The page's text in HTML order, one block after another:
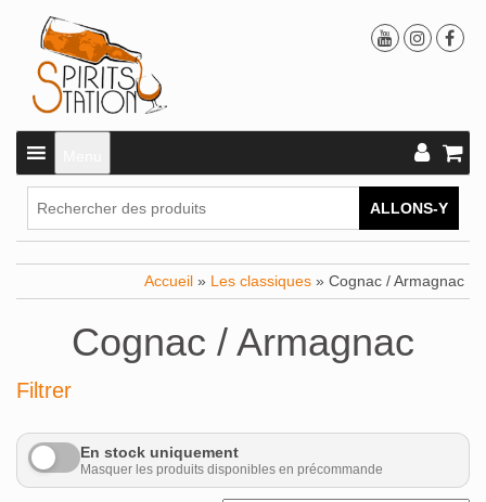
ALLONS-Y
Accueil » Les classiques » Cognac / Armagnac
Cognac / Armagnac
Filtrer
En stock uniquement
Masquer les produits disponibles en précommande